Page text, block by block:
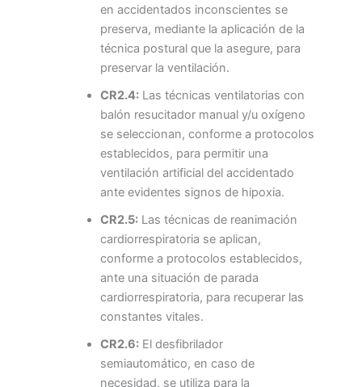
en accidentados inconscientes se
preserva, mediante la aplicación de la
técnica postural que la asegure, para
preservar la ventilación.
CR2.4:Las técnicas ventilatorias con
balón resucitador manual y/u oxígeno
se seleccionan, conforme a protocolos
establecidos, para permitir una
ventilación artificial del accidentado
ante evidentes signos de hipoxia.
CR2.5:Las técnicas de reanimación
cardiorrespiratoria se aplican,
conforme a protocolos establecidos,
ante una situación de parada
cardiorrespiratoria, para recuperar las
constantes vitales.
CR2.6:El desfibrilador
semiautomático, en caso de
necesidad, se utiliza para la